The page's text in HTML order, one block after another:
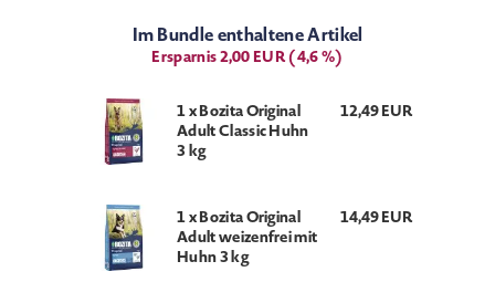
Im Bundle enthaltene Artikel
Ersparnis 2,00 EUR (4,6 %)
1 x Bozita Original
Adult Classic Huhn
3 kg
12,49 EUR
1 x Bozita Original
Adult weizenfrei mit
Huhn 3 kg
14,49 EUR